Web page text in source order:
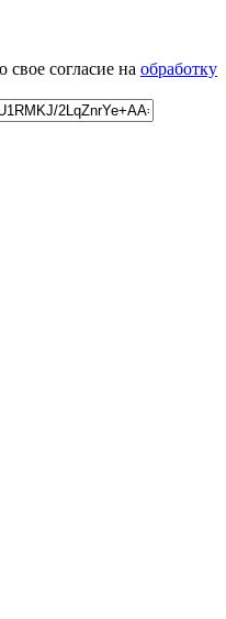
согласие на обработку